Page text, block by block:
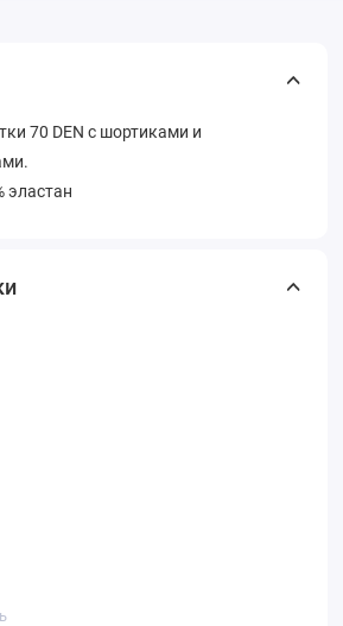
70 DEN с шортиками и
эластан